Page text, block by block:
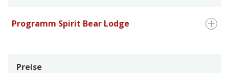
Programm Spirit Bear Lodge
Preise